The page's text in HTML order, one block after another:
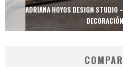
ADRIANA HOYOS DESIGN STUDIO